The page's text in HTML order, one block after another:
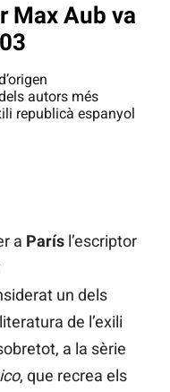
Max Aub va
autors més
republicà espanyol
a París l’escriptor
un dels
de l’exili
a la sèrie
, que recrea els